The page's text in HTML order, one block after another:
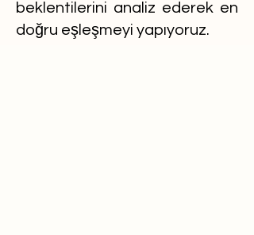
beklentilerini analiz ederek en
doğru eşleşmeyi yapıyoruz.